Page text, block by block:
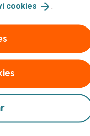
cookies .